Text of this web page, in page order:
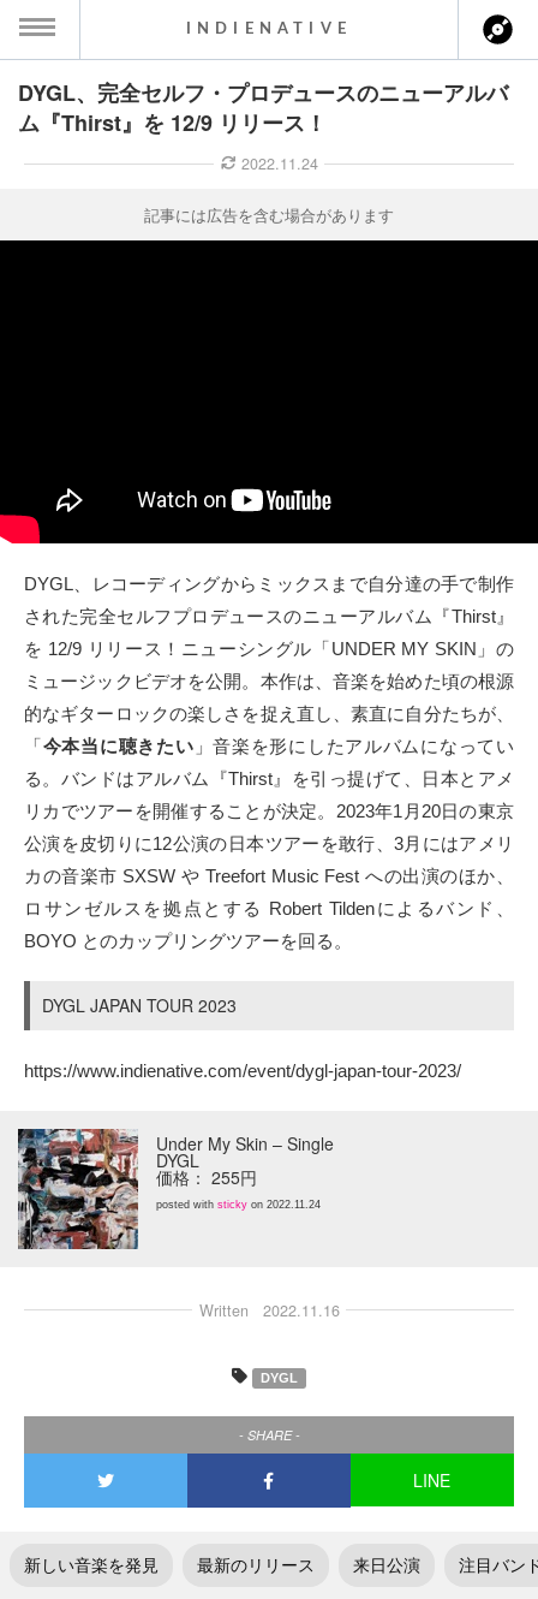
MENU
ト
クト
Twitter
Facebook
instagram
Tumblr
Soundcloud
INDIENATIVE
DYGL、完全セルフ・プロデュースのニューアルバ
ム『Thirst』を 12/9 リリース！
2022.11.24
記事には広告を含む場合があります
DYGL、レコーディングからミックスまで自分達の手で制作
された完全セルフプロデュースのニューアルバム『Thirst』
を 12/9 リリース！ニューシングル「UNDER MY SKIN」の
ミュージックビデオを公開。本作は、音楽を始めた頃の根源
的なギターロックの楽しさを捉え直し、素直に自分たちが、
「今本当に聴きたい 」音楽を形にしたアルバムになってい
る。バンドはアルバム『Thirst』を引っ提げて、日本とアメ
リカでツアーを開催することが決定。2023年1月20日の東京
公演を皮切りに12公演の日本ツアーを敢行、3月にはアメリ
カの音楽市 SXSW や Treefort Music Fest への出演のほか、
ロサンゼルスを拠点とする Robert Tildenによるバンド、
BOYO とのカップリングツアーを回る。
DYGL JAPAN TOUR 2023
https://www.indienative.com/event/dygl-japan-tour-2023/
Under My Skin – Single
DYGL
価格： 255円
posted with sticky on 2022.11.24
Written 2022.11.16
DYGL
- SHARE -
LINE
新しい音楽を発見 最新のリリース 来日公演 注目バン